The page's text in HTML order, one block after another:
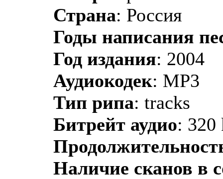
Страна: Россия
Годы написания
Год издания: 2004
Аудиокодек: MP3
Тип рипа: tracks
Битрейт аудио: 320
Наличие сканов в